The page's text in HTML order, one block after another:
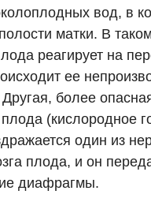
гинекология
иммунология
вод, в
матки. В
реагирует на
ее
более
плода (кислородное
один из
плода, и он
диафрагмы.